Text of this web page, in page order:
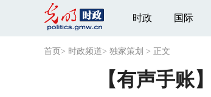
时政 国际
首页 > 时政频道> 独家策划 > 正文
【有声手账